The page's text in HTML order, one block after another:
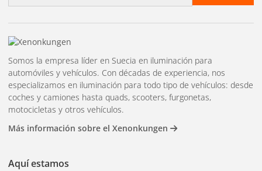
Somos la empresa líder en Suecia en iluminación para
automóviles y vehículos. Con décadas de experiencia, nos
especializamos en iluminación para todo tipo de vehículos: desde
coches y camiones hasta quads, scooters, furgonetas,
motocicletas y otros vehículos.
Más información sobre el Xenonkungen
Aquí estamos